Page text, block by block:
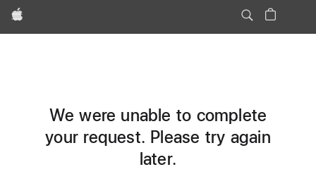
Apple
We were unable to complete
your request. Please try again
later.